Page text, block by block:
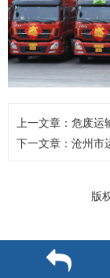
上一文章： 危废运
下一文章： 沧州市
版